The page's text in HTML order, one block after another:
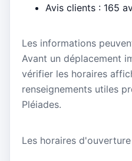
Avis clients : 165
Les informations
Avant un déplacement
vérifier les horaires
renseignements utiles
Pléiades.
Les horaires